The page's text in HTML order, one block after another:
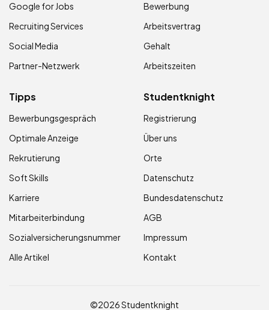
Google for Jobs
Recruiting Services
Social Media
Partner-Netzwerk
Bewerbung
Arbeitsvertrag
Gehalt
Arbeitszeiten
Tipps
Bewerbungsgespräch
Optimale Anzeige
Rekrutierung
Soft Skills
Karriere
Mitarbeiterbindung
Sozialversicherungsnummer
Alle Artikel
Studentknight
Registrierung
Über uns
Orte
Datenschutz
Bundesdatenschutz
AGB
Impressum
Kontakt
©2026 Studentknight